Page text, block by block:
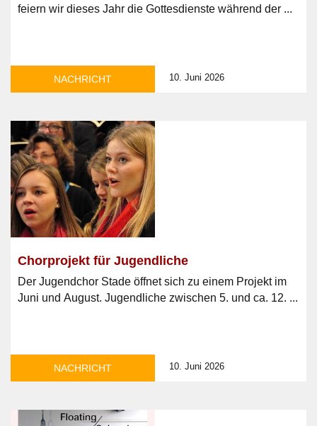
feiern wir dieses Jahr die Gottesdienste während der ...
NACHRICHT 10. Juni 2026
Chorprojekt für Jugendliche
Der Jugendchor Stade öffnet sich zu einem Projekt im
Juni und August. Jugendliche zwischen 5. und ca. 12. ...
NACHRICHT 10. Juni 2026